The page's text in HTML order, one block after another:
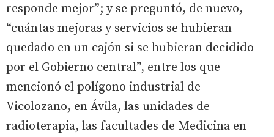
responde mejor”; y se preguntó, de nuevo,
“cuántas mejoras y servicios se hubieran
quedado en un cajón si se hubieran decidido
por el Gobierno central”, entre los que
mencionó el polígono industrial de
Vicolozano, en Ávila, las unidades de
radioterapia, las facultades de Medicina en